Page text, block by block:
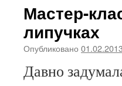
Мастер-
липучках
Опубликовано 01.02.2013
Давно